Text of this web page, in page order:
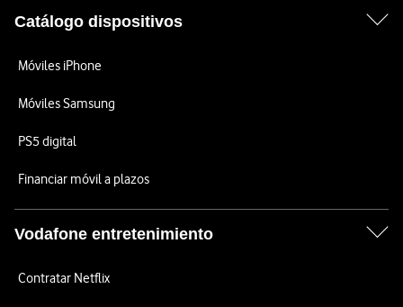
Catálogo dispositivos
Móviles iPhone
Móviles Samsung
PS5 digital
Financiar móvil a plazos
Vodafone entretenimiento
Contratar Netflix